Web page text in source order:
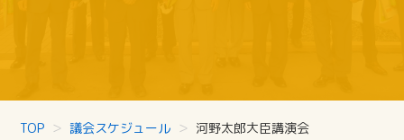
TOP 議会スケジュール 河野太郎大臣講演会